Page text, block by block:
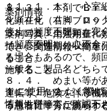
８．３． 本剤でＢｒ
化顕在化（右脚ブロッ
３＞のＳＴ上昇顕在化
拍、心室性期外収縮を
ること。
８．４． めまい等が
運転等、危険を伴う機
う患者に十分に説明す
１１．１．１． 心室
ｓａｄｅ ｄｅ ｐｏｉ
停止（頻度不明）、完
（頻度不明）、心不全
る場合もあるので、頻
施すること。
１１．１．２． 急性
る急性腎障害があらわ
薬剤情報
薬剤写真、用法用量、
でき、関連情報へ簡単
一般名、製品名どちら
※ ご使用いただく際に
情報も併せてご確認下